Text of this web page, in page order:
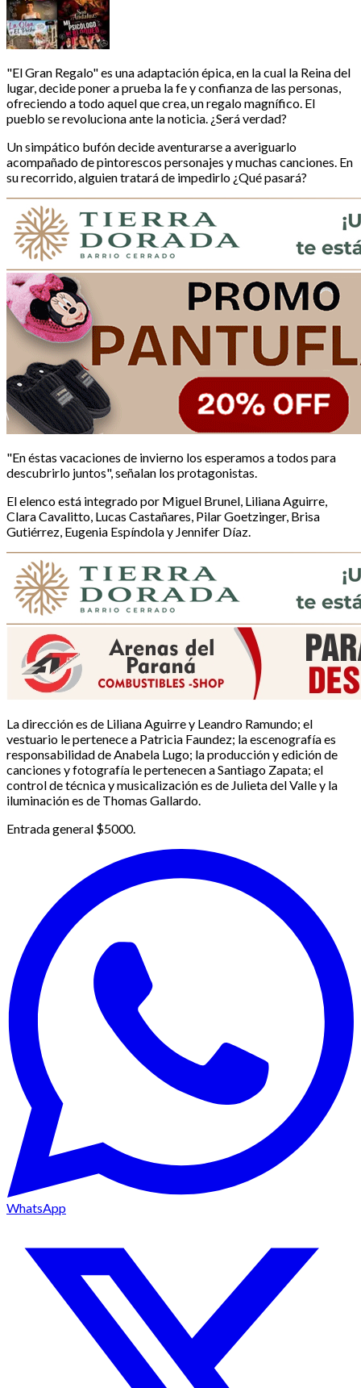
"El Gran Regalo" es una adaptación épica, en la cual la Reina del
lugar, decide poner a prueba la fe y confianza de las personas,
ofreciendo a todo aquel que crea, un regalo magnífico. El
pueblo se revoluciona ante la noticia. ¿Será verdad?
Un simpático bufón decide aventurarse a averiguarlo
acompañado de pintorescos personajes y muchas canciones. En
su recorrido, alguien tratará de impedirlo ¿Qué pasará?
"En éstas vacaciones de invierno los esperamos a todos para
descubrirlo juntos", señalan los protagonistas.
El elenco está integrado por Miguel Brunel, Liliana Aguirre,
Clara Cavalitto, Lucas Castañares, Pilar Goetzinger, Brisa
Gutiérrez, Eugenia Espíndola y Jennifer Díaz.
La dirección es de Liliana Aguirre y Leandro Ramundo; el
vestuario le pertenece a Patricia Faundez; la escenografía es
responsabilidad de Anabela Lugo; la producción y edición de
canciones y fotografía le pertenecen a Santiago Zapata; el
control de técnica y musicalización es de Julieta del Valle y la
iluminación es de Thomas Gallardo.
Entrada general $5000.
WhatsApp